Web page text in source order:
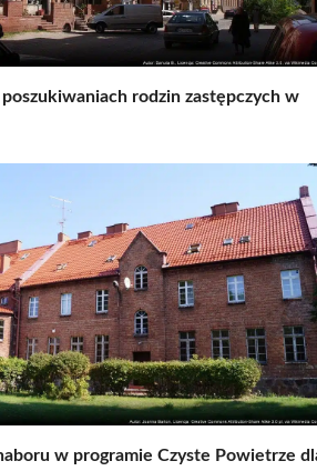
poszukiwaniach rodzin zastępczych w
w programie Czyste Powietrze